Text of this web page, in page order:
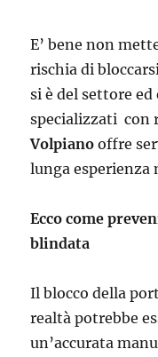
E’ bene non
rischia di
si è del settore
specializzati con
Volpiano offre
lunga
Ecco come
blindata
Il blocco della
realtà potrebbe
un’accurata